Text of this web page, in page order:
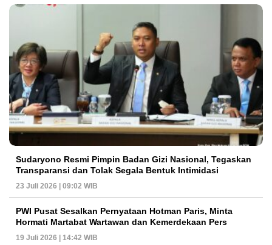
Sudaryono Resmi Pimpin Badan Gizi Nasional, Tegaskan
Transparansi dan Tolak Segala Bentuk Intimidasi
23 Juli 2026 | 09:02 WIB
PWI Pusat Sesalkan Pernyataan Hotman Paris, Minta
Hormati Martabat Wartawan dan Kemerdekaan Pers
19 Juli 2026 | 14:42 WIB